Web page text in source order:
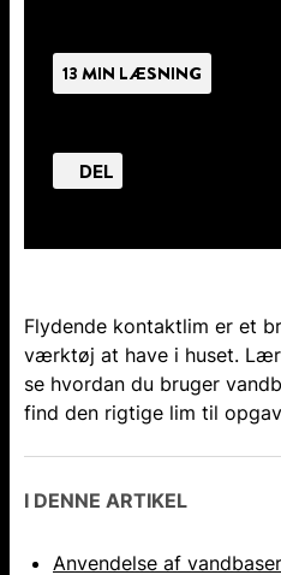
13 MIN LÆSNING
DEL
Flydende kontaktlim er et
værktøj at have i huset.
se hvordan du bruger
find den rigtige lim til
I DENNE ARTIKEL
Anvendelse af